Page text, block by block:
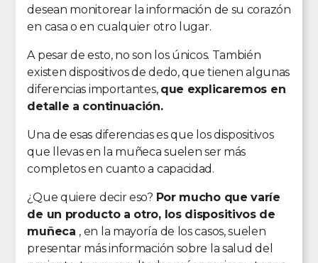
desean monitorear la información de su corazón
en casa o en cualquier otro lugar.
A pesar de esto, no son los únicos. También
existen dispositivos de dedo, que tienen algunas
diferencias importantes, que explicaremos en
detalle a continuación.
Una de esas diferencias es que los dispositivos
que llevas en la muñeca suelen ser más
completos en cuanto a capacidad.
¿Que quiere decir eso? Por mucho que varíe
de un producto a otro, los dispositivos de
muñeca , en la mayoría de los casos, suelen
presentar más información sobre la salud del